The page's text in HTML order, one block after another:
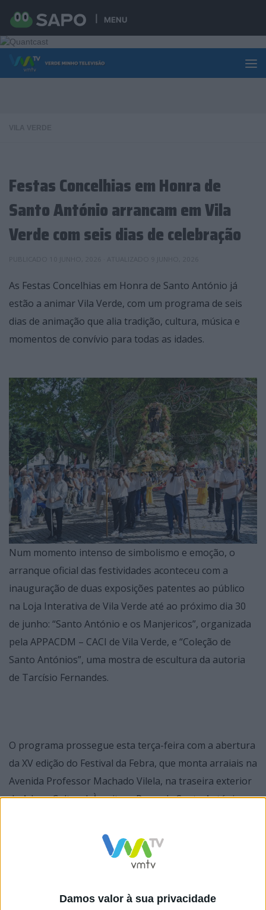
MENU
Damos valor à sua privacidade
Skip to content
Festas Concelhias em Honra de
Santo António arrancam em Vila
Verde com seis dias de celebração
As Festas Concelhias em Honra de Santo António já
estão a animar Vila Verde, com um programa de seis
dias de animação que alia tradição, cultura, música e
momentos de convívio para todas as idades.
Num momento intenso de simbolismo e emoção, o
arranque oficial das festividades aconteceu com a
inauguração de duas exposições patentes ao público
na Loja Interativa de Vila Verde até ao próximo dia 30
de junho: “Santo António e os Manjericos”, organizada
pela APPACDM – CACI de Vila Verde, e “Coleção de
Santo Antónios”, uma mostra de escultura da autoria
de Tarcísio Fernandes.
O programa prossegue esta terça-feira com a abertura
da XV edição do Festival da Febra, que monta arraiais na
Avenida Professor Machado Vilela, na traseira exterior
da Adega Cultural. À noite, a Praça de Santo António
sobe ao palco acompanhada pela reconhecida cantora
Anabela. A animação prolonga-se pela madrugada com
o AfterParty – Espaço Jovem, a partir das 00h00, na